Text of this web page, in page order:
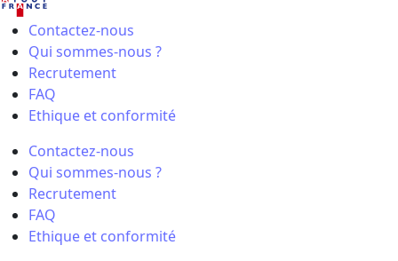
Contactez-nous
Qui sommes-nous ?
Recrutement
FAQ
Ethique et conformité
Contactez-nous
Qui sommes-nous ?
Recrutement
FAQ
Ethique et conformité